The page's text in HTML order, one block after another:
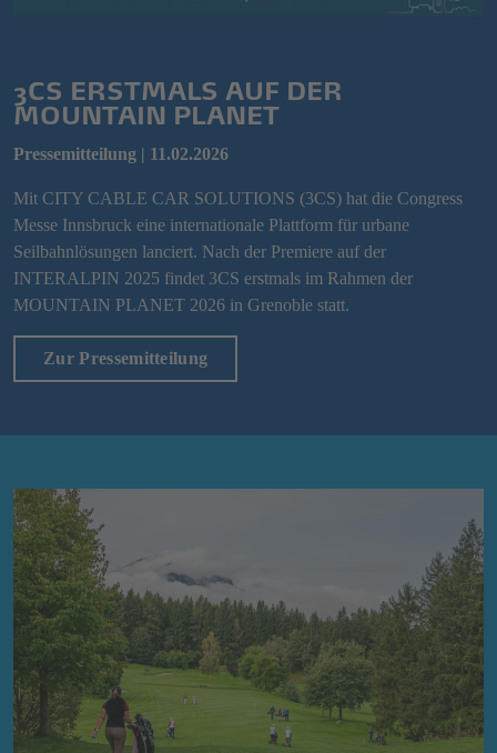
3CS ERSTMALS AUF DER
MOUNTAIN PLANET
Pressemitteilung | 11.02.2026
Mit CITY CABLE CAR SOLUTIONS (3CS) hat die Congress
Messe Innsbruck eine internationale Plattform für urbane
Seilbahnlösungen lanciert. Nach der Premiere auf der
INTERALPIN 2025 findet 3CS erstmals im Rahmen der
MOUNTAIN PLANET 2026 in Grenoble statt.
Zur Pressemitteilung